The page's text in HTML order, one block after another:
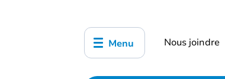
Menu Nous joindre